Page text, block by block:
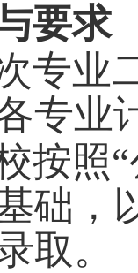
要求
专业
专业
按
础，
取。